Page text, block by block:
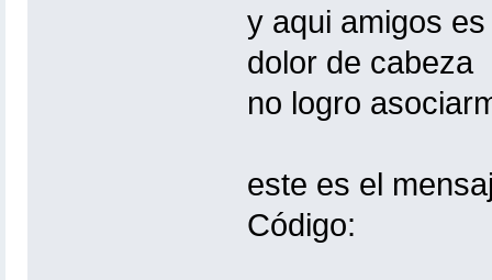
y aqui amigos
dolor de cabeza
no logro
este es el
Código: